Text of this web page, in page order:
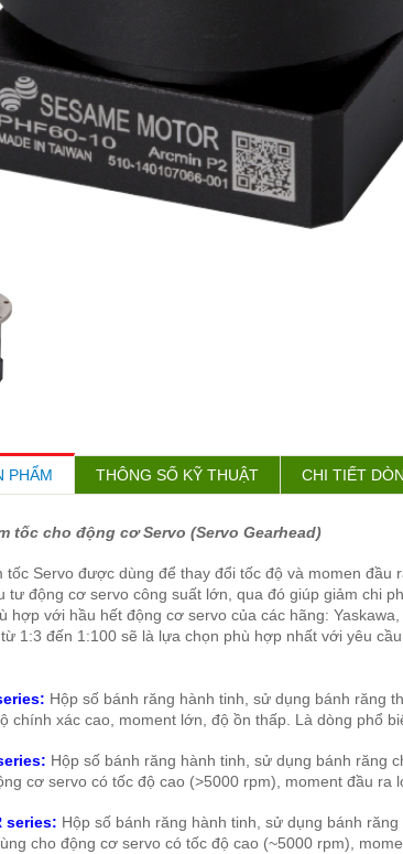
PHẨM THÔNG SỐ KỸ THUẬT CHI TIẾT
tốc cho động cơ Servo (Servo Gearhead)
tốc Servo được dùng để thay đổi tốc độ và momen
tư động cơ servo công suất lớn, qua đó giúp giảm chi
hợp với hầu hết động cơ servo của các hãng:
1:3 đến 1:100 sẽ là lựa chọn phù hợp nhất với yêu cầu
Hộp số bánh răng hành tinh, sử dụng bánh răng
chính xác cao, moment lớn, độ ồn thấp. Là dòng phổ
Hộp số bánh răng hành tinh, sử dụng bánh răng
cơ servo có tốc độ cao (>5000 rpm), moment đầu
series: Hộp số bánh răng hành tinh, sử dụng bánh
cho động cơ servo có tốc độ cao (~5000 rpm),